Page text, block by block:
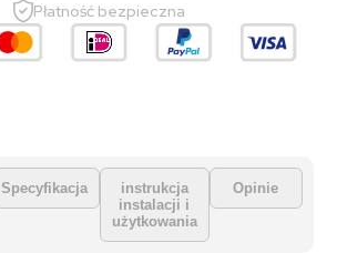
Płatność bezpieczna
Specyfikacja
instrukcja
instalacji i
użytkowania
Opinie